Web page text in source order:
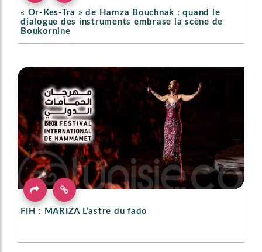
« Or-Kes-Tra » de Hamza Bouchnak : quand le
dialogue des instruments embrase la scène de
Boukornine
FIH : MARIZA L’astre du fado